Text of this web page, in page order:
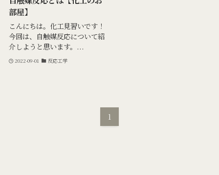
部屋】
こんにちは。化工見習いです！
今回は、自触媒反応について紹
介しようと思います。...
2022-09-01 反応工学
1